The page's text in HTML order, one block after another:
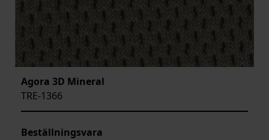
Agora 3D Mineral
TRE-1366
Beställningsvara